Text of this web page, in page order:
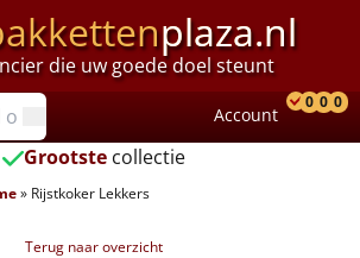
plaza.nl
die uw goede doel steunt
Account
0 0 0
Grootste collectie
» Rijstkoker Lekkers
Terug naar overzicht